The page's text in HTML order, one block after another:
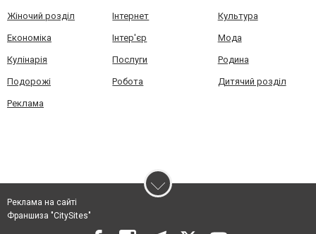
Жіночий розділ Інтернет Культура
Економіка Інтер'єр Мода
Кулінарія Послуги Родина
Подорожі Робота Дитячий розділ
Реклама
Реклама на сайті
Франшиза "CitySites"